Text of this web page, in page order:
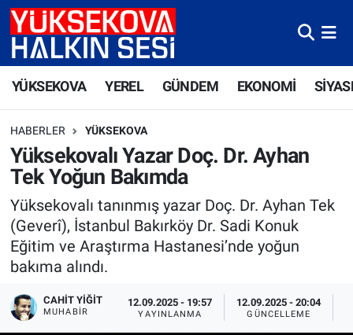
YÜKSEKOVA YEREL GÜNDEM EKONOMİ
HABERLER YÜKSEKOVA
Yüksekovalı Yazar Doç. Dr. Ayhan
Tek Yoğun Bakımda
Yüksekovalı tanınmış yazar Doç. Dr. Ayhan Tek
(Geverî), İstanbul Bakırköy Dr. Sadi Konuk
Eğitim ve Araştırma Hastanesi’nde yoğun
bakıma alındı.
CAHIT YIĞIT
MUHABİR
12.09.2025 - 19:57
YAYINLANMA
12.09.2025 - 20:04
GÜNCELLEME
Yüksekova Nöbetçi Eczaneler
Yüksekova Trafik Yoğunluk Haritası
Süper Lig Puan Durumu ve Fikstür
Tüm Manşetler
Son Dakika Haberleri
Haber Arşivi